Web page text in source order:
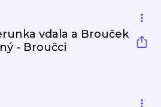
vdala a Brouček
- Broučci